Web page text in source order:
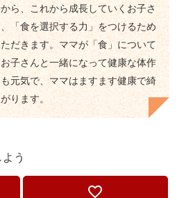
ら、これから成長していくお子さ
「食を選択する力」をつけるため
だきます。ママが「食」について
子さんと一緒になって健康な体作
元気で、ママはますます健康で綺
ります。
う
favorite_border